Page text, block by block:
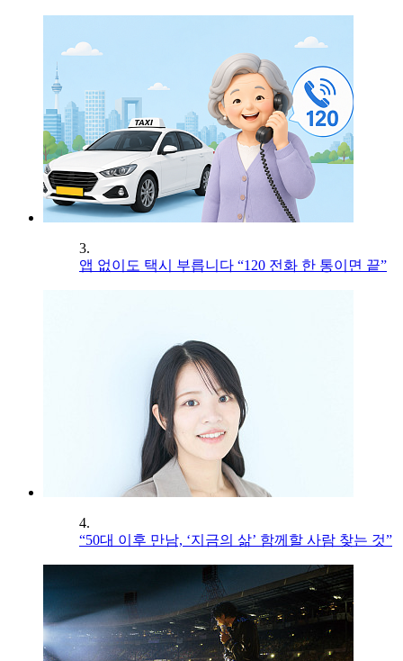
3.
앱 없이도 택시 부릅니다 “120 전화 한 통이면 끝”
4.
“50대 이후 만남, ‘지금의 삶’ 함께할 사람 찾는 것”